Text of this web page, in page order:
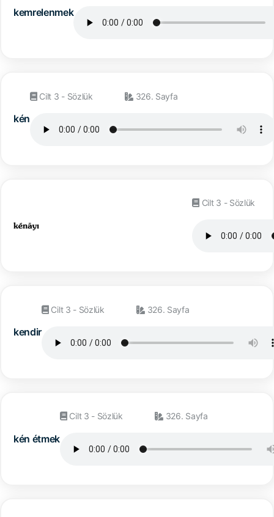
kemrelenmek
kén
Cilt 3 - Sözlük 326. Sayfa
Cilt 3 - Sözlük
kendir
Cilt 3 - Sözlük 326. Sayfa
kén étmek
Cilt 3 - Sözlük 326. Sayfa